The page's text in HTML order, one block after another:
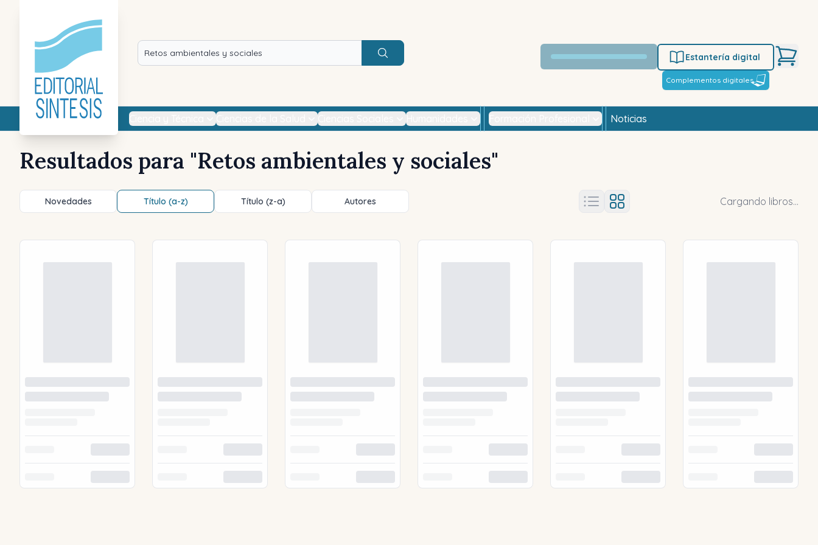
Buscar
Estantería digital
Complementos digitales
Noticias
Resultados para "Retos ambientales y sociales"
Novedades Título (a-z) Título (z-a) Autores Cargando libros...